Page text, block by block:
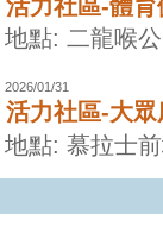
活力社區-體
地點: 二龍喉
2026/01/31
活力社區-大眾
地點: 慕拉士